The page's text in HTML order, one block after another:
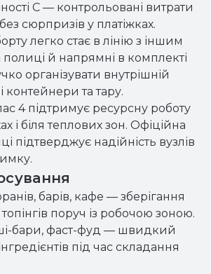
C — контрольовані витрати
сюрпризів у платіжках.
легко стає в лінію з іншим
й напрямні в комплекті
організувати внутрішній
контейнери та тару.
4 підтримує ресурсну роботу
і біля теплових зон. Офіційна
підтверджує надійність вузлів
барів, кафе — зберігання
топінгів поруч із робочою зоною.
бари, фаст-фуд — швидкий
під час складання